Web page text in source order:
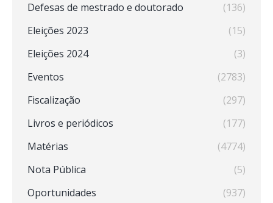
Defesas de mestrado e doutorado
(136)
Eleições 2023
(15)
Eleições 2024
(3)
Eventos
(2783)
Fiscalização
(297)
Livros e periódicos
(177)
Matérias
(4774)
Nota Pública
(5)
Oportunidades
(937)